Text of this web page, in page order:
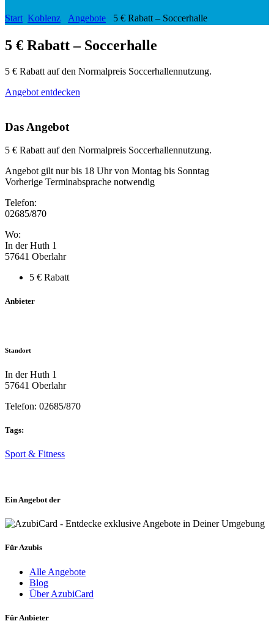
Start Koblenz Angebote 5 € Rabatt – Soccerhalle
5 € Rabatt – Soccerhalle
5 € Rabatt auf den Normalpreis Soccerhallennutzung.
Angebot entdecken
Das Angebot
5 € Rabatt auf den Normalpreis Soccerhallennutzung.
Angebot gilt nur bis 18 Uhr von Montag bis Sonntag
Vorherige Terminabsprache notwendig
Telefon:
02685/870
Wo:
In der Huth 1
57641 Oberlahr
5 € Rabatt
Anbieter
Standort
In der Huth 1
57641 Oberlahr
Telefon: 02685/870
Tags:
Sport & Fitness
Ein Angebot der
Für Azubis
Alle Angebote
Blog
Über AzubiCard
Für Anbieter